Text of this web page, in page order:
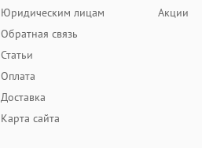
Юридическим лицам
Обратная связь
Статьи
Оплата
Доставка
Карта сайта
Акции